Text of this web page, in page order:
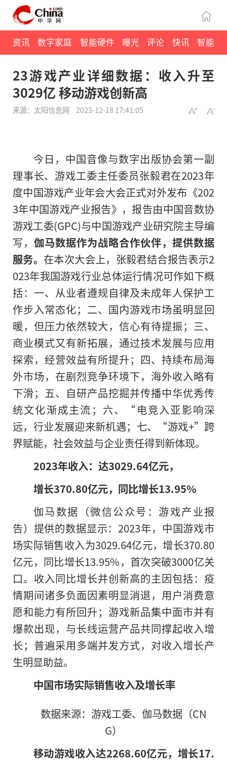
资讯 数字家庭 智能硬件 曝光 评论 快讯 智能
23游戏产业详细数据：收入升至
3029亿 移动游戏创新高
来源：太阳信息网 2023-12-18 17:41:05
今日，中国音像与数字出版协会第一副
理事长、游戏工委主任委员张毅君在2023年
度中国游戏产业年会大会正式对外发布《202
3年中国游戏产业报告》，报告由中国音数协
游戏工委(GPC)与中国游戏产业研究院主导编
写， 伽马数据作为战略合作伙伴，提供数据
服务。 在本次大会上，张毅君结合报告表示2
023年我国游戏行业总体运行情况可作如下概
括：一、从业者遵规自律及未成年人保护工
作步入常态化；二、国内游戏市场虽明显回
暖，但压力依然较大，信心有待提振；三、
商业模式又有新拓展，通过技术发展与应用
探索，经营效益有所提升；四、持续布局海
外市场，在剧烈竞争环境下，海外收入略有
下滑；五、自研产品挖掘并传播中华优秀传
统文化渐成主流；六、“电竞入亚影响深
远，行业发展迎来新机遇；七、“游戏+”跨
界赋能，社会效益与企业责任得到新体现。
2023年收入：达3029.64亿元，
增长370.80亿元， 同比增长13.95%
伽马数据（微信公众号：游戏产业报
告）提供的数据显示：2023年，中国游戏市
场实际销售收入为3029.64亿元，增长370.80
亿元，同比增长13.95%，首次突破3000亿关
口。收入同比增长并创新高的主因包括：疫
情期间诸多负面因素明显消退，用户消费意
愿和能力有所回升；游戏新品集中面市并有
爆款出现，与长线运营产品共同撑起收入增
长；普遍采用多端并发方式，对收入增长产
生明显助益。
中国市场实际销售收入及增长率
数据来源：游戏工委、伽马数据（CN
G）
移动游戏收入达2268.60亿元，增长17.